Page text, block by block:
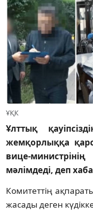
ҰҚК
Ұлттық
жемқорлыққа
вице-
мәлімдеді, деп
Комитеттің
жасады деген күдікке